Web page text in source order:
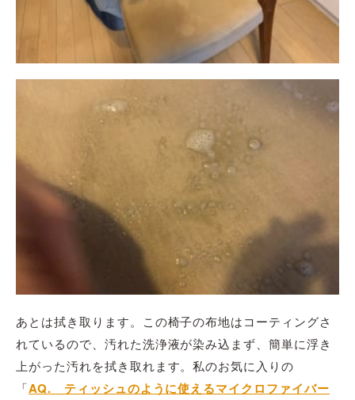
あとは拭き取ります。この椅子の布地はコーティングさ
れているので、汚れた洗浄液が染み込まず、簡単に浮き
上がった汚れを拭き取れます。私のお気に入りの
「AQ. ティッシュのように使えるマイクロファイバー